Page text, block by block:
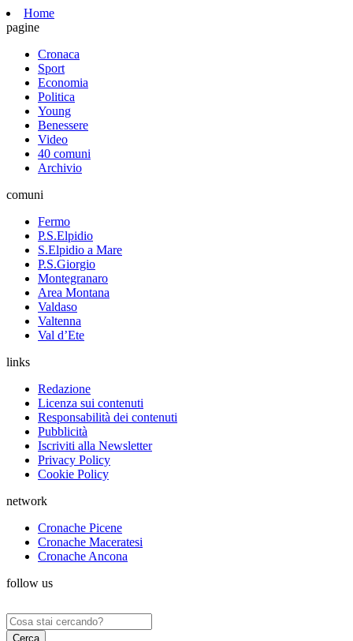
Home
pagine
Cronaca
Sport
Economia
Politica
Young
Benessere
Video
40 comuni
Archivio
comuni
Fermo
P.S.Elpidio
S.Elpidio a Mare
P.S.Giorgio
Montegranaro
Area Montana
Valdaso
Valtenna
Val d’Ete
links
Redazione
Licenza sui contenuti
Responsabilità dei contenuti
Pubblicità
Iscriviti alla Newsletter
Privacy Policy
Cookie Policy
network
Cronache Picene
Cronache Maceratesi
Cronache Ancona
follow us
Ricerca
per: